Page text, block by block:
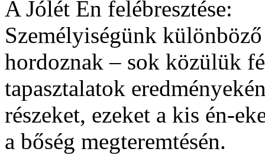
A Jólét Én felébresztése:
Személyiségünk
hordoznak – sok közülük
tapasztalatok
részeket, ezeket a kis én-
a bőség megteremtésén.